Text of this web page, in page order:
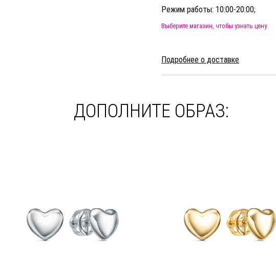
Режим работы: 10:00-20:00;
Выберите магазин, чтобы узнать цену
Подробнее о доставке
ДОПОЛНИТЕ ОБРАЗ: